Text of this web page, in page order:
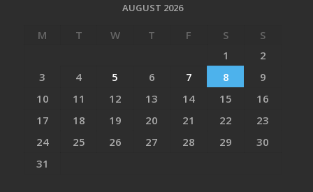
AUGUST 2026
M T W T F S
S
1
2
3
4 5 6 7 8
9
10
11 12 13 14 15
16
17
18 19 20 21 22
23
24
25 26 27 28 29
30
31